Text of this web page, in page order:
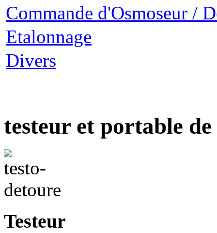
Commande d'Osmoseur /
Etalonnage
Divers
testeur et portable
Testeur